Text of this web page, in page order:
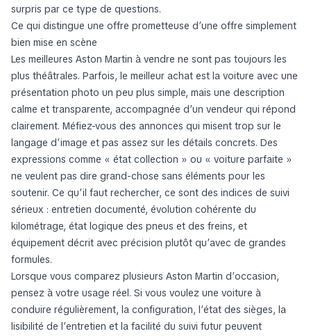
surpris par ce type de questions.
Ce qui distingue une offre prometteuse d’une offre simplement
bien mise en scène
Les meilleures Aston Martin à vendre ne sont pas toujours les
plus théâtrales. Parfois, le meilleur achat est la voiture avec une
présentation photo un peu plus simple, mais une description
calme et transparente, accompagnée d’un vendeur qui répond
clairement. Méfiez-vous des annonces qui misent trop sur le
langage d’image et pas assez sur les détails concrets. Des
expressions comme « état collection » ou « voiture parfaite »
ne veulent pas dire grand-chose sans éléments pour les
soutenir. Ce qu’il faut rechercher, ce sont des indices de suivi
sérieux : entretien documenté, évolution cohérente du
kilométrage, état logique des pneus et des freins, et
équipement décrit avec précision plutôt qu’avec de grandes
formules.
Lorsque vous comparez plusieurs Aston Martin d’occasion,
pensez à votre usage réel. Si vous voulez une voiture à
conduire régulièrement, la configuration, l’état des sièges, la
lisibilité de l’entretien et la facilité du suivi futur peuvent